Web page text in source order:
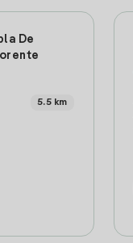
De
5.5 km